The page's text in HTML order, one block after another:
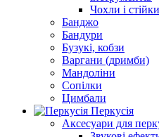
Чохли і
Банджо
Бандури
Бузукі, кобзи
Варгани (дримби)
Мандоліни
Сопілки
Цимбали
Перкусія
Аксесуари для